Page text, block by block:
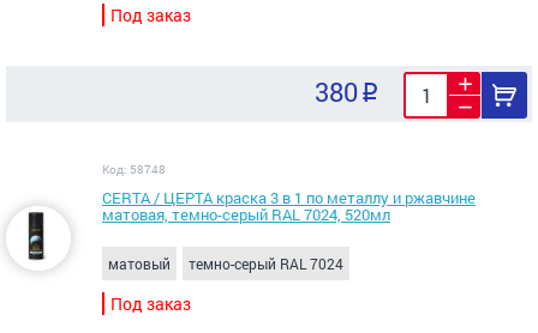
Под заказ
380
Код: 58748
CERTA / ЦЕРТА краска 3 в 1 по металлу и ржавчине
матовая, темно-серый RAL 7024, 520мл
матовый темно-серый RAL 7024
Под заказ